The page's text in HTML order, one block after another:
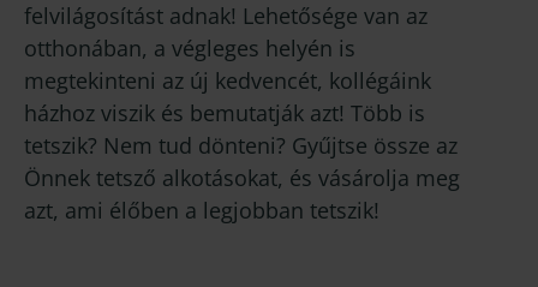
felvilágosítást adnak! Lehetősége van az
otthonában, a végleges helyén is
megtekinteni az új kedvencét, kollégáink
házhoz viszik és bemutatják azt! Több is
tetszik? Nem tud dönteni? Gyűjtse össze az
Önnek tetsző alkotásokat, és vásárolja meg
azt, ami élőben a legjobban tetszik!